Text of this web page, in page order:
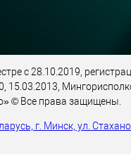
с 28.10.2019,
15.03.2013,
© Все права защищены.
г. Минск, ул.